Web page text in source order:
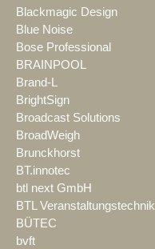
Blackmagic Design
Blue Noise
Bose Professional
BRAINPOOL
Brand-L
BrightSign
Broadcast Solutions
BroadWeigh
Brunckhorst
BT.innotec
btl next GmbH
BTL Veranstaltungstechnik
BÜTEC
bvft